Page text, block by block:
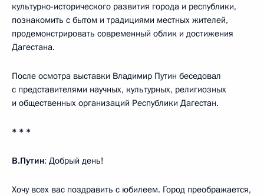
культурно-исторического развития города и республики,
познакомить с бытом и традициями местных жителей,
продемонстрировать современный облик и достижения
Дагестана.
После осмотра выставки Владимир Путин беседовал
с представителями научных, культурных, религиозных
и общественных организаций Республики Дагестан.
* * *
В.Путин: Добрый день!
Хочу всех вас поздравить с юбилеем. Город преображается,